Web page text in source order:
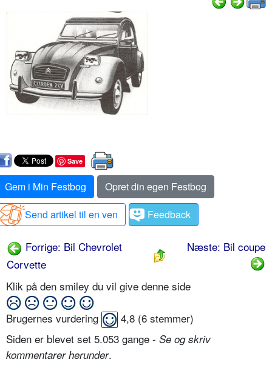
Save
Gem i Min Festbog
Opret din egen Festbog
Send artikel til en ven
Feedback
Forrige: Bil Chevrolet
Corvette
Næste: Bil coupe
Klik på den smiley du vil give denne side
Brugernes vurdering 4,8 (6 stemmer)
Siden er blevet set 5.053 gange - Se og skriv
kommentarer herunder.